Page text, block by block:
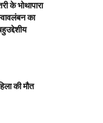
के भोथापारा
का
की मौत